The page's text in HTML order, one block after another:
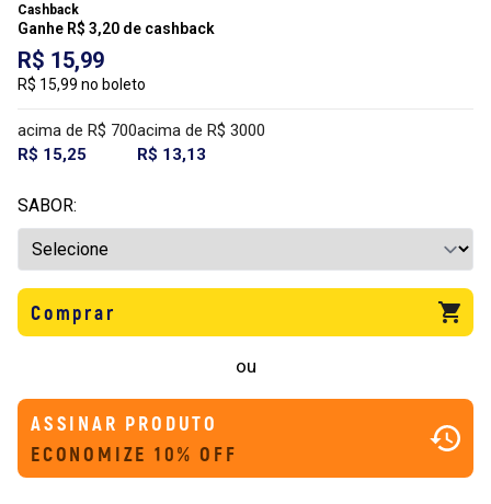
Cashback
Ganhe R$ 3,20 de cashback
R$ 15,99
R$ 15,99 no boleto
acima de R$ 700
R$ 15,25
acima de R$ 3000
R$ 13,13
SABOR:
Comprar
ou
ASSINAR PRODUTO
ECONOMIZE 10% OFF